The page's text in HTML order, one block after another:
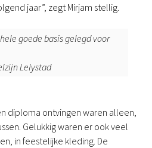
jaar”, zegt Mirjam stellig.
goede basis gelegd voor
Lelystad
diploma ontvingen waren alleen,
Gelukkig waren er ook veel
in feestelijke kleding. De